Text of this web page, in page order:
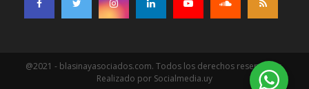
@2021 - blasinayasociados.com. Todos los derechos reservados.
Realizado por Socialmedia.uy